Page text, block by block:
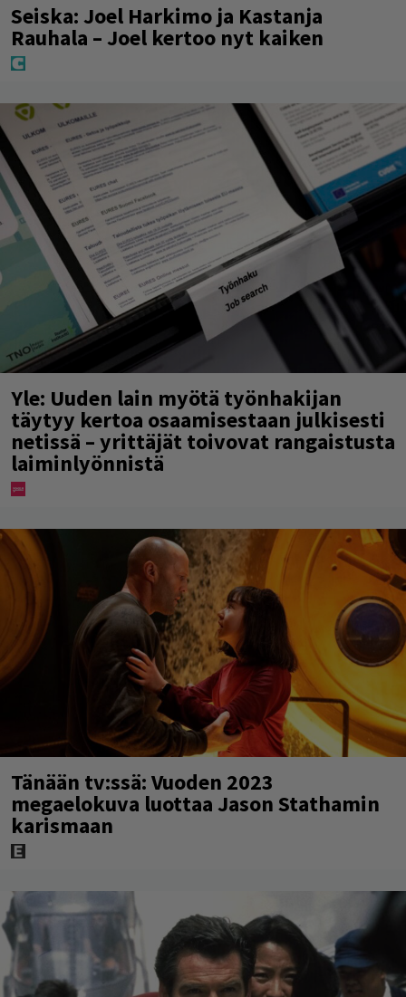
Seiska: Joel Harkimo ja Kastanja
Rauhala – Joel kertoo nyt kaiken
Yle: Uuden lain myötä työnhakijan
täytyy kertoa osaamisestaan julkisesti
netissä – yrittäjät toivovat rangaistusta
laiminlyönnistä
Tänään tv:ssä: Vuoden 2023
megaelokuva luottaa Jason Stathamin
karismaan